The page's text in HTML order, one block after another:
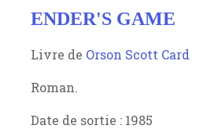
ENDER'S GAME
Livre de Orson Scott Card
Roman.
Date de sortie : 1985